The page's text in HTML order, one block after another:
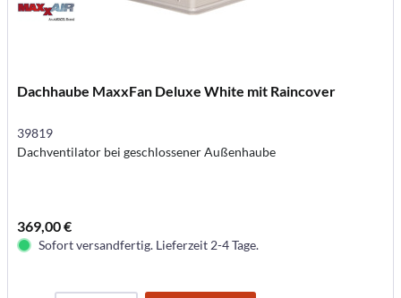
Dachhaube MaxxFan Deluxe White mit Raincover
39819
Dachventilator bei geschlossener Außenhaube
369,00 €
Sofort versandfertig. Lieferzeit 2-4 Tage.